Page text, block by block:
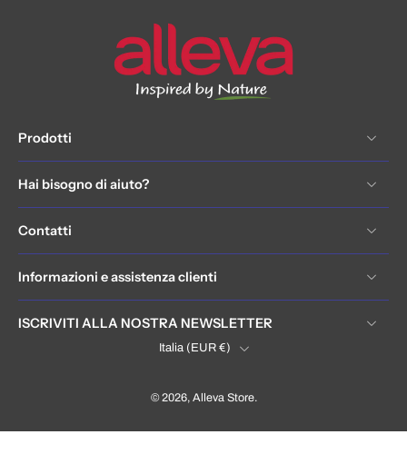
Prodotti
Hai bisogno di aiuto?
Contatti
Informazioni e assistenza clienti
ISCRIVITI ALLA NOSTRA NEWSLETTER
Italia ‎(EUR €)‎
© 2026, Alleva Store.